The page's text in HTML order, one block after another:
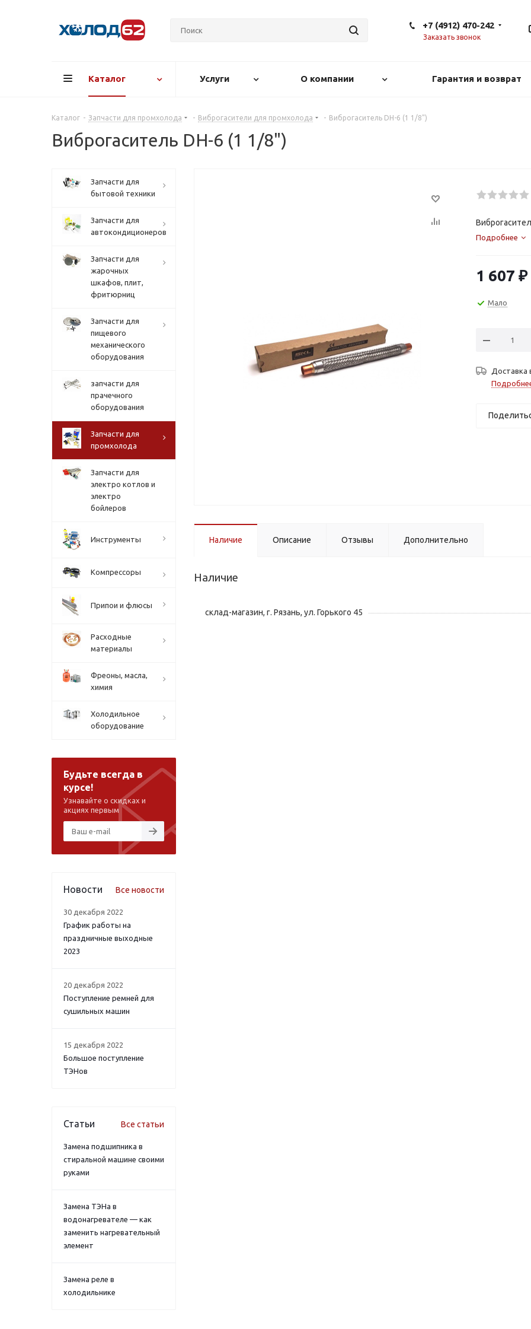
+7 (4912) 470-242
Заказать звонок
Каталог Услуги О компании Гарантия и возврат
Каталог - Запчасти для промхолода - Виброгасители для промхолода - Виброгаситель DH-6 (1 1/8")
Виброгаситель DH-6 (1 1/8")
Подробнее
1 607 ₽
Мало
Доставка
Наличие Описание Отзывы Дополнительно
Наличие
склад-магазин, г. Рязань, ул. Горького 45
Запчасти для
бытовой техники
Запчасти для
автокондиционеров
Запчасти для
жарочных
шкафов, плит,
фритюрниц
Запчасти для
пищевого
механического
оборудования
запчасти для
прачечного
оборудования
Запчасти для
промхолода
Запчасти для
электро котлов и
электро
бойлеров
Инструменты
Компрессоры
Припои и флюсы
Расходные
материалы
Фреоны, масла,
химия
Холодильное
оборудование
Будьте всегда в
курсе!
Узнавайте о скидках и
акциях первым
Новости Все новости
30 декабря 2022
График работы на
праздничные выходные
2023
20 декабря 2022
Поступление ремней для
сушильных машин
15 декабря 2022
Большое поступление
ТЭНов
Статьи Все статьи
Замена подшипника в
стиральной машине своими
руками
Замена ТЭНа в
водонагревателе — как
заменить нагревательный
элемент
Замена реле в
холодильнике